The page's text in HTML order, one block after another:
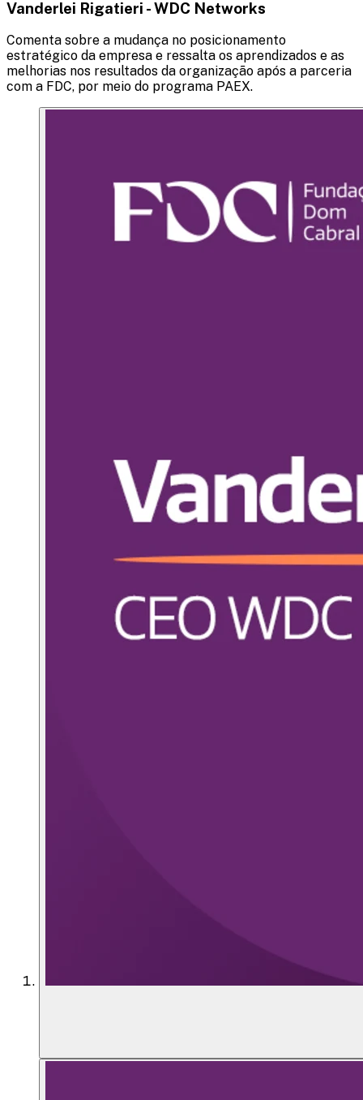
Vanderlei Rigatieri - WDC Networks
Comenta sobre a mudança no posicionamento
estratégico da empresa e ressalta os aprendizados e as
melhorias nos resultados da organização após a parceria
com a FDC, por meio do programa PAEX.